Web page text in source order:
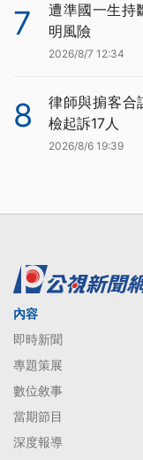
7
遭準國一生持
明風險
2026/8/7 12:34
8
律師與掮客合
檢起訴17人
2026/8/6 19:39
內容
即時新聞
專題策展
數位敘事
當期節目
深度報導